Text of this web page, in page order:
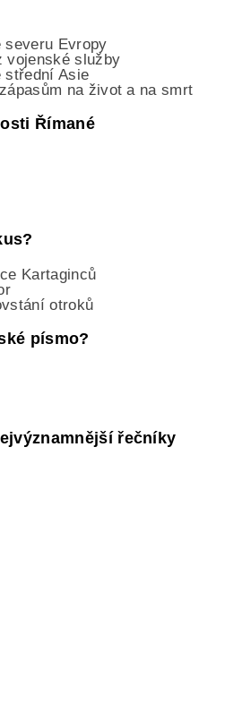
severu Evropy
vojenské služby
střední Asie
na život a na smrt
Římané
Kartaginců
otroků
písmo?
řečníky